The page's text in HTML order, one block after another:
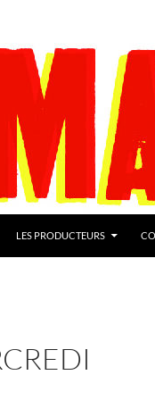
LES PRODUCTEURS